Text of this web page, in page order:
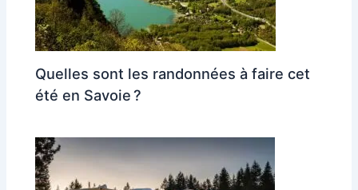
Quelles sont les randonnées à faire cet
été en Savoie ?